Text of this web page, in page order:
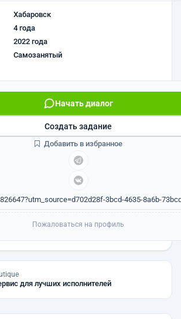
Хабаровск
4 года
2022 года
Самозанятый
Начать диалог
3bcd-4635-8a6b-
Создать задание
Добавить в избранное
Пожаловаться на профиль
для лучших исполнителей